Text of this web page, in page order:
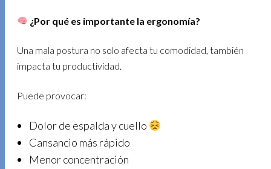
¿Por qué es importante la ergonomía?
Una mala postura no solo afecta tu comodidad, también
impacta tu productividad.
Puede provocar:
Dolor de espalda y cuello
Cansancio más rápido
Menor concentración